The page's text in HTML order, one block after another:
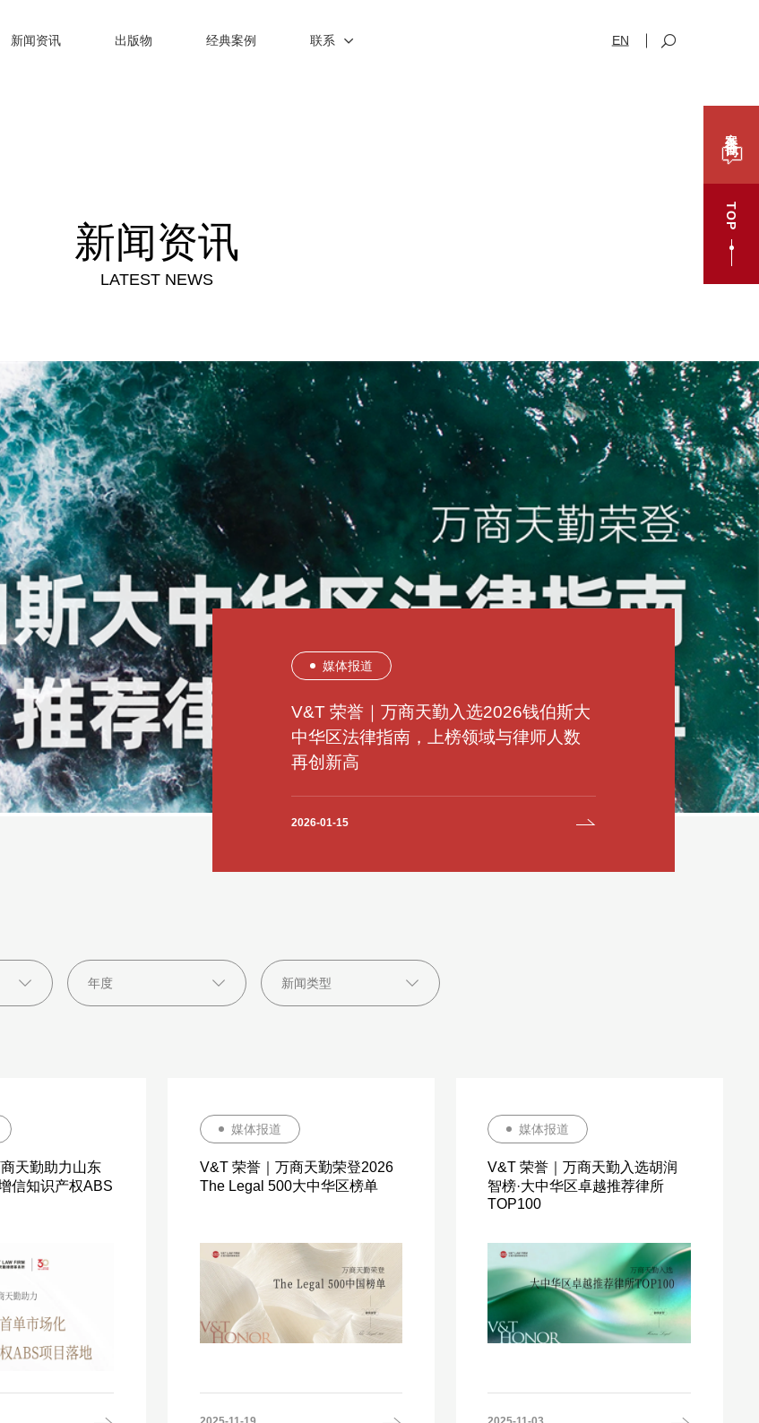
新闻资讯 出版物 经典案例 联系 EN
TOP
新闻资讯
LATEST NEWS
媒体报道
V&T 荣誉｜万商天勤入选2026钱伯斯大
中华区法律指南，上榜领域与律师人数
再创新高
2026-01-15
登高望原｜万商天勤太原办公室获批成
立
2025-12-12
豫见未来｜万商天勤郑州办公室获批成
立
2025-07-06
V&T 荣誉｜万商天勤荣登2025年度
Benchmark Litigation中国争议解决榜单
2025-06-04
V&T 荣誉｜万商天勤荣登2025年度
LEGALBAND中国顶级律所、律师榜
2025-04-22
熠熠生徽｜万商天勤合肥办公室获批成
立
2024-12-05
津上添花｜万商天勤天津办公室获批成
立
2024-09-11
有福之州｜万商天勤福州办公室获批成
立
2023-10-09
所内动态
V&T 荣誉｜万商天勤荣登2023年度
LEGALBAND中国顶级律所、律师排行
榜
2023-04-19
天勤助力山东
信知识产权ABS
媒体报道
V&T 荣誉｜万商天勤荣登2026
The Legal 500大中华区榜单
媒体报道
V&T 荣誉｜万商天勤入选胡润
智榜·大中华区卓越推荐律所
TOP100